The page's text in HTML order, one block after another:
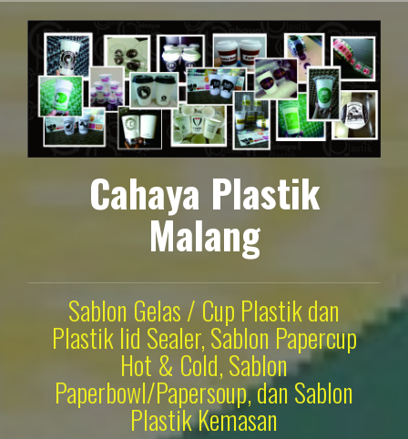
konten
Cahaya Plastik
Malang
Sablon Gelas / Cup Plastik dan
Plastik lid Sealer, Sablon Papercup
Hot & Cold, Sablon
Paperbowl/Papersoup, dan Sablon
Plastik Kemasan